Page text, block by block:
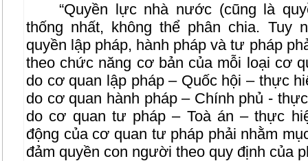
“Quyền lực nhà nước (cũng là
thống nhất, không thể phân chia. Tuy
quyền lập pháp, hành pháp và tư pháp
theo chức năng cơ bản của mỗi loại cơ
do cơ quan lập pháp – Quốc hội – thực
do cơ quan hành pháp – Chính phủ -
do cơ quan tư pháp – Toà án – thực
động của cơ quan tư pháp phải nhằm
đảm quyền con người theo quy định của